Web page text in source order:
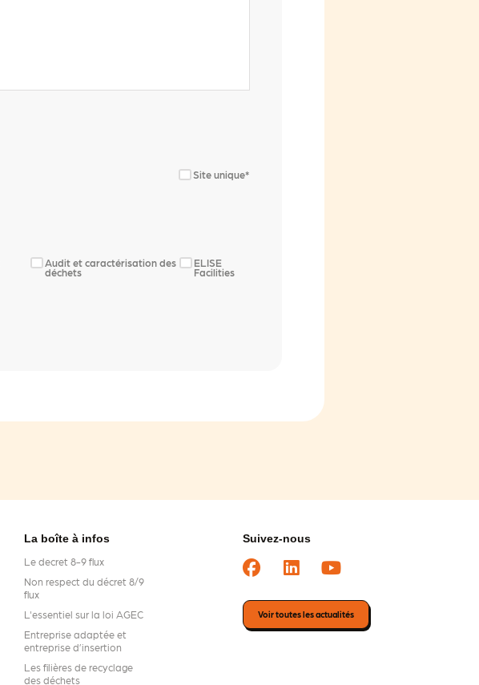
Site unique*
Audit et caractérisation des
déchets
ELISE
Facilities
La boîte à infos
Le decret 8-9 flux
Non respect du décret 8/9
flux
L'essentiel sur la loi AGEC
Entreprise adaptée et
entreprise d’insertion
Les filières de recyclage
des déchets
Suivez-nous
Voir toutes les actualités